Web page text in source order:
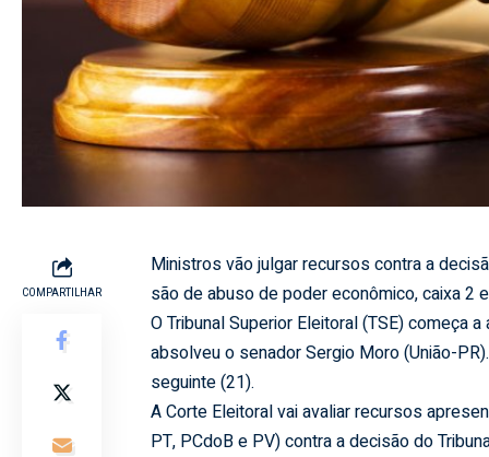
COMPARTILHAR
Ministros vão julgar recursos contra a
são de abuso de poder econômico, caixa 2
O Tribunal Superior Eleitoral (TSE) começa
absolveu o senador Sergio Moro (União-
seguinte (21).
A Corte Eleitoral vai avaliar recursos
PT, PCdoB e PV) contra a decisão do